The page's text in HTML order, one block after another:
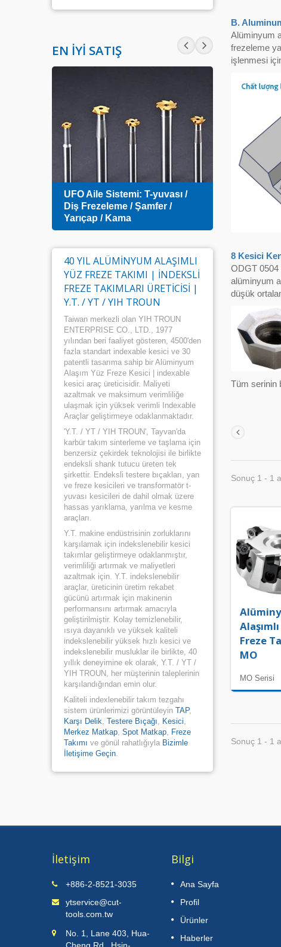
EN İYI SATIŞ
UFO Aile Sistemi: T-yuvası /
Diş Frezeleme / Şamfer /
Yarıçap / Kama
Sıfır
İndeksli
40 YIL ALÜMINYUM ALAŞIMLI
YÜZ FREZE TAKIMI | İNDEKSLI
FREZE TAKIMLARI ÜRETICISI |
Y.T. / YT / YIH TROUN
Taiwan merkezli olan YIH TROUN
ENTERPRISE CO., LTD., 1977
yılından beri faaliyet gösteren, 4500'den
fazla standart indexable kesici ve 30
patentli tasarıma sahip bir Alüminyum
Alaşım Yüz Freze Kesici | indexable
kesici araç üreticisidir. Maliyeti
azaltmak ve maksimum verimliliğe
ulaşmak için yüksek verimli Indexable
Araçlar geliştirmeye odaklanmaktadır.
'Y.T. / YT / YIH TROUN', Tayvan'da
karbür takım sinterleme ve taşlama için
benzersiz çekirdek teknolojisi ile birlikte
endeksli shank tutucu üreten tek
şirkettir. Endeksli testere bıçakları, yan
ve freze kesicileri ve transformatör t-
yuvası kesicileri de dahil olmak üzere
hassas yarıklama, yarılma ve kesme
araçları.
Y.T. makine endüstrisinin zorluklarını
karşılamak için indekslenebilir kesici
takımlar geliştirmeye odaklanmıştır,
verimliliği artırmak ve maliyetleri
azaltmak için. Y.T. indekslenebilir
araçlar, üreticinin üretim rekabet
gücünü artırmak için makinenin
performansını artırmak amacıyla
geliştirilmiştir. Kolay temizlenebilir,
ısıya dayanıklı ve yüksek kaliteli
indekslenebilir yüksek hızlı kesici ve
indekslenebilir musluklar ile birlikte, 40
yıllık deneyimine ek olarak, Y.T. / YT /
YIH TROUN, her müşterinin taleplerinin
karşılandığından emin olur.
Kaliteli indexlenebilir takım tezgahı
sistem ürünlerimizi görüntüleyin TAP,
Karşı Delik, Testere Bıçağı, Kesici,
Merkez Matkap, Spot Matkap, Freze
Takımı ve gönül rahatlığıyla Bizimle
İletişime Geçin.
B.
Alüminyum
frezeleme
işlenmesi
8 Kesici
ODGT 0504
alüminyum
düşük
Tüm serinin
Sonuç 1 - 1
Freze
MO
MO Serisi
Sonuç 1 - 1
İletişim
+886-2-8521-3035
ytservice@cut-
tools.com.tw
No. 1, Lane 403, Hua-
Bilgi
Ana Sayfa
Profil
Ürünler
Haberler
11
JUL
2025 IMTOS (Hindistan Makine
Aletleri ve Ekipmanları Fuarı)
Devamını Oku